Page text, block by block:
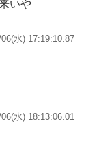
いや
06(水) 17:19:10.87
06(水) 18:13:06.01